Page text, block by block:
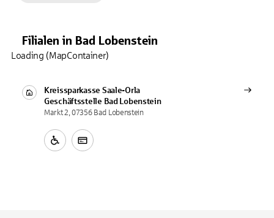
Filialen in Bad Lobenstein
Kreissparkasse Saale-Orla
Geschäftsstelle Bad Lobenstein
Markt 2, 07356 Bad Lobenstein
Loading (MapContainer)